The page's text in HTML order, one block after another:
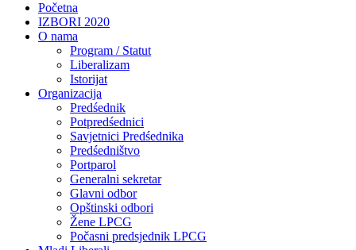
Početna
IZBORI 2020
O nama
Program / Statut
Liberalizam
Istorijat
Organizacija
Predśednik
Potpredśednici
Savjetnici Predśednika
Predśedništvo
Portparol
Generalni sekretar
Glavni odbor
Opštinski odbori
Žene LPCG
Počasni predsjednik LPCG